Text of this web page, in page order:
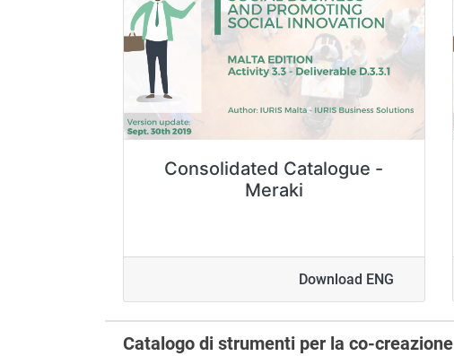
Consolidated Catalogue -
Meraki
Download ENG
Catalogo di strumenti per la co-creazione